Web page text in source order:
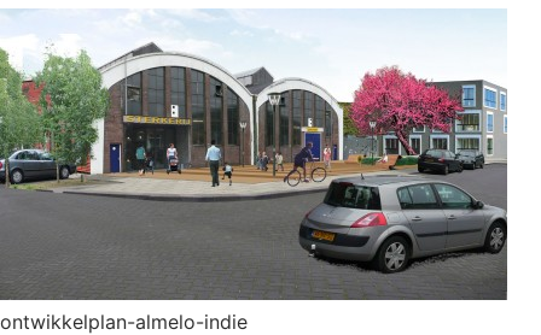
ontwikkelplan-almelo-indie